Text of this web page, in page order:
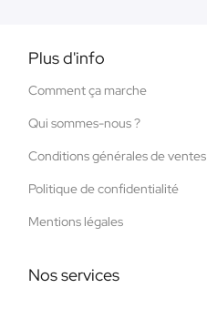
Plus d'info
Comment ça marche
Qui sommes-nous ?
Conditions générales de ventes
Politique de confidentialité
Mentions légales
Nos services